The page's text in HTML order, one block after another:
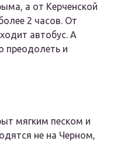
а от Керченской
2 часов. От
автобус. А
преодолеть и
мягким песком и
не на Черном,